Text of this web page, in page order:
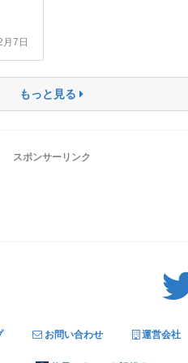
7日
もっと見る
スポンサーリンク
お問い合わせ 運営会社